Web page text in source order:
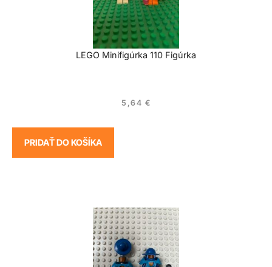
LEGO Minifigúrka 110 Figúrka
5,64 €
PRIDAŤ DO KOŠÍKA